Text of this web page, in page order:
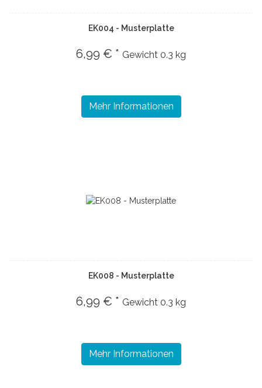
EK004 - Musterplatte
6,99 € * Gewicht 0.3 kg
Mehr Informationen
EK008 - Musterplatte
6,99 € * Gewicht 0.3 kg
Mehr Informationen